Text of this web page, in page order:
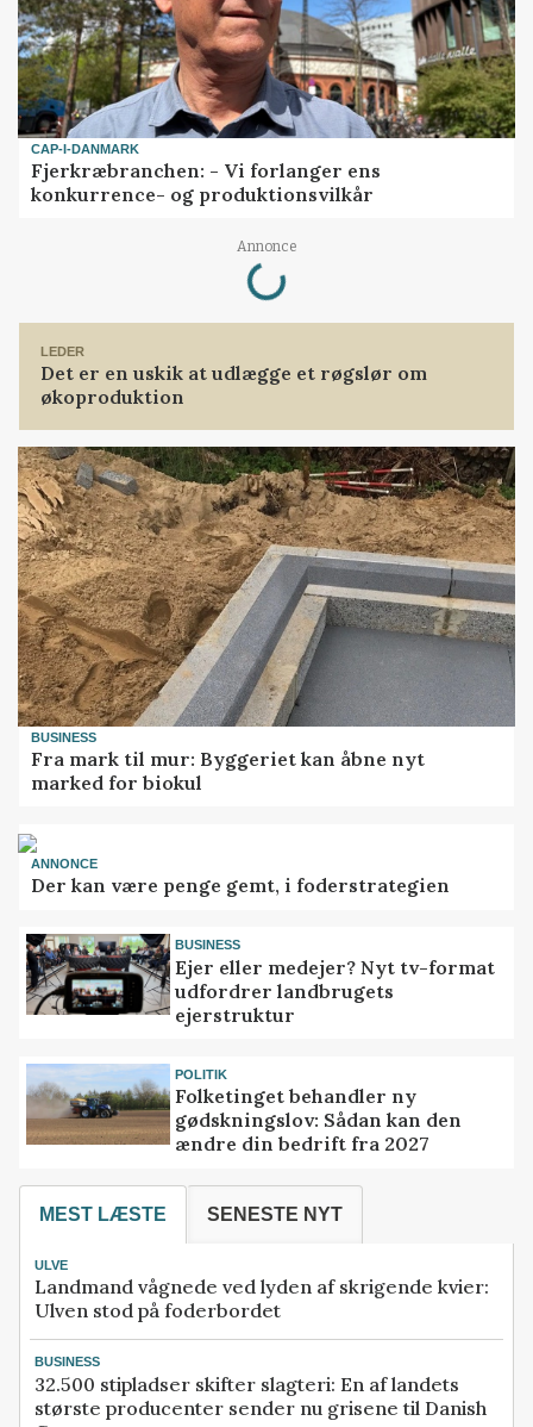
CAP-I-DANMARK
Fjerkræbranchen: - Vi forlanger ens
konkurrence- og produktionsvilkår
Annonce
Loading...
LEDER
Det er en uskik at udlægge et røgslør om
økoproduktion
BUSINESS
Fra mark til mur: Byggeriet kan åbne nyt
marked for biokul
ANNONCE
Der kan være penge gemt, i foderstrategien
BUSINESS
Ejer eller medejer? Nyt tv-format
udfordrer landbrugets
ejerstruktur
POLITIK
Folketinget behandler ny
gødskningslov: Sådan kan den
ændre din bedrift fra 2027
MEST LÆSTE SENESTE NYT
ULVE
Landmand vågnede ved lyden af skrigende kvier:
Ulven stod på foderbordet
BUSINESS
32.500 stipladser skifter slagteri: En af landets
største producenter sender nu grisene til Danish